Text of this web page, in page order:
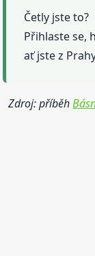
Četly jste to?
Přihlaste se,
ať jste z
Zdroj: příběh